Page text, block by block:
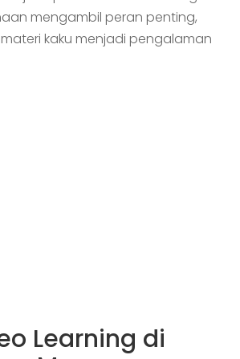
mengambil peran penting,
kaku menjadi pengalaman
Learning di